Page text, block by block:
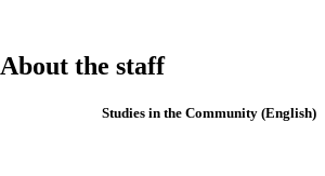
About the staff
(English) Studies in the Community